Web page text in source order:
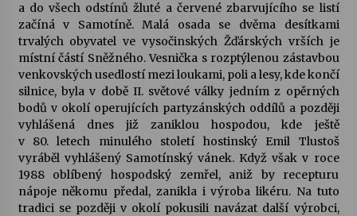
Letní koncerty ve Stromovce: Kolchoz a
Jenakaši
28. 7. 2026
Votavžatský ploty
23. 7. 2026
Letní koncerty ve Stromovce: Rufus Miller
22. 7. 2026
a do všech odstínů žluté a červené zbarvujícího se listí
začíná v Samotíně. Malá osada se dvěma desítkami
trvalých obyvatel ve vysočinských Žďárských vrších je
místní částí Sněžného. Vesnička s rozptýlenou zástavbou
venkovských usedlostí mezi loukami, poli a lesy, kde končí
silnice, byla v době II. světové války jedním z opěrných
bodů v okolí operujících partyzánských oddílů a později
vyhlášená dnes již zaniklou hospodou, kde ještě
v 80. letech minulého století hostinský Emil Tlustoš
vyráběl vyhlášenýSamotínský vánek. Když však v roce
1988 oblíbený hospodský zemřel, aniž by recepturu
nápoje někomu předal, zanikla i výroba likéru. Na tuto
tradici se později v okolí pokusili navázat další výrobci,